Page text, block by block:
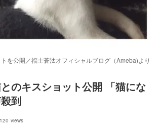
を公開／福士蒼汰オフィシャルブログ（Ameba)より
のキスショット公開 「猫にな
到
views